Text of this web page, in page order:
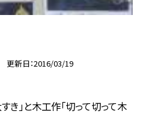
更新日 2016/03/19
き」と木工作「切って切って木